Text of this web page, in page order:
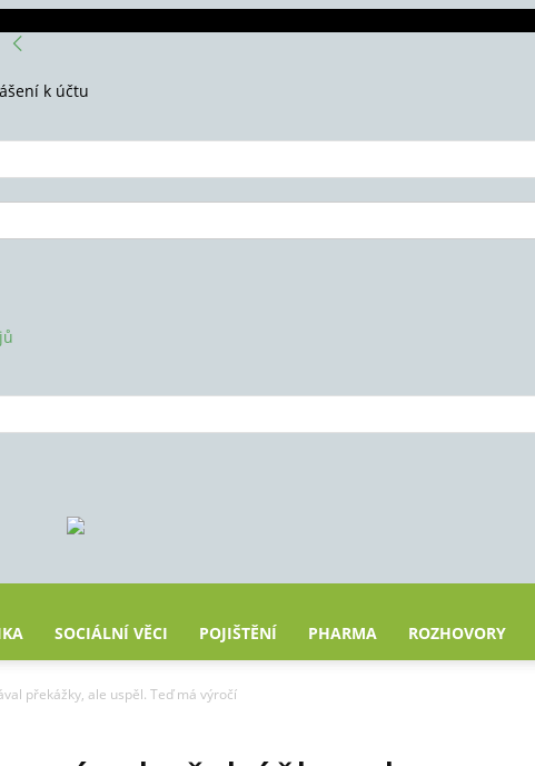
k účtu
SOCIÁLNÍ VĚCI POJIŠTĚNÍ PHARMA ROZHOVORY
překážky, ale uspěl. Teď má výročí